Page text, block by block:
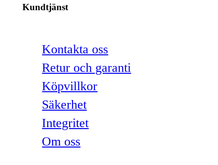
Kundtjänst
Kontakta oss
Retur och garanti
Köpvillkor
Säkerhet
Integritet
Om oss